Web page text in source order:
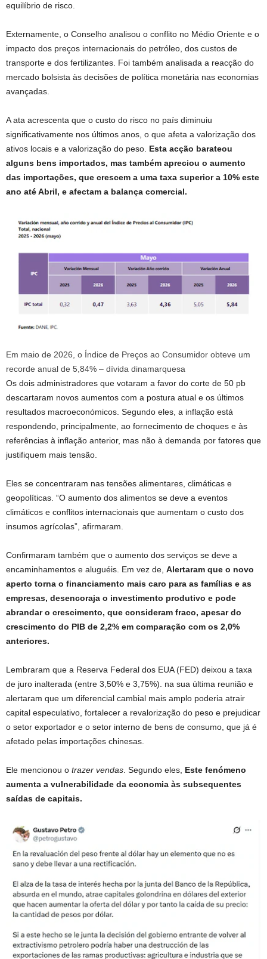
equilíbrio de risco.
Externamente, o Conselho analisou o conflito no Médio Oriente e o
impacto dos preços internacionais do petróleo, dos custos de
transporte e dos fertilizantes. Foi também analisada a reacção do
mercado bolsista às decisões de política monetária nas economias
avançadas.
A ata acrescenta que o custo do risco no país diminuiu
significativamente nos últimos anos, o que afeta a valorização dos
ativos locais e a valorização do peso. Esta acção barateou
alguns bens importados, mas também apreciou o aumento
das importações, que crescem a uma taxa superior a 10% este
ano até Abril, e afectam a balança comercial.
Em maio de 2026, o Índice de Preços ao Consumidor obteve um
recorde anual de 5,84% – dívida dinamarquesa
Os dois administradores que votaram a favor do corte de 50 pb
descartaram novos aumentos com a postura atual e os últimos
resultados macroeconómicos. Segundo eles, a inflação está
respondendo, principalmente, ao fornecimento de choques e às
referências à inflação anterior, mas não à demanda por fatores que
justifiquem mais tensão.
Eles se concentraram nas tensões alimentares, climáticas e
geopolíticas. “O aumento dos alimentos se deve a eventos
climáticos e conflitos internacionais que aumentam o custo dos
insumos agrícolas”, afirmaram.
Confirmaram também que o aumento dos serviços se deve a
encaminhamentos e aluguéis. Em vez de, Alertaram que o novo
aperto torna o financiamento mais caro para as famílias e as
empresas, desencoraja o investimento produtivo e pode
abrandar o crescimento, que consideram fraco, apesar do
crescimento do PIB de 2,2% em comparação com os 2,0%
anteriores.
Lembraram que a Reserva Federal dos EUA (FED) deixou a taxa
de juro inalterada (entre 3,50% e 3,75%).
na sua última reunião e
alertaram que um diferencial cambial mais amplo poderia atrair
capital especulativo, fortalecer a revalorização do peso e prejudicar
o setor exportador e o setor interno de bens de consumo, que já é
afetado pelas importações chinesas.
Ele mencionou o trazer vendas . Segundo eles, Este fenómeno
aumenta a vulnerabilidade da economia às subsequentes
saídas de capitais.